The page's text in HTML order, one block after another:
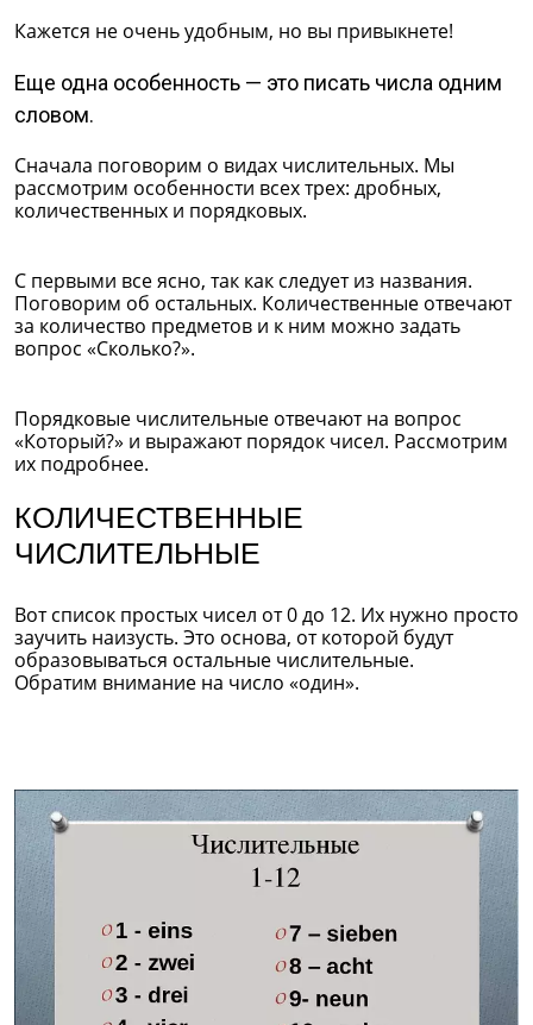
Кажется не очень удобным, но вы привыкнете!
Еще одна особенность — это писать числа одним
словом.
Сначала поговорим о видах числительных. Мы
рассмотрим особенности всех трех: дробных,
количественных и порядковых.
С первыми все ясно, так как следует из названия.
Поговорим об остальных. Количественные отвечают
за количество предметов и к ним можно задать
вопрос «Сколько?».
Порядковые числительные отвечают на вопрос
«Который?» и выражают порядок чисел. Рассмотрим
их подробнее.
КОЛИЧЕСТВЕННЫЕ
ЧИСЛИТЕЛЬНЫЕ
Вот список простых чисел от 0 до 12. Их нужно просто
заучить наизусть. Это основа, от которой будут
образовываться остальные числительные.
Обратим внимание на число «один».